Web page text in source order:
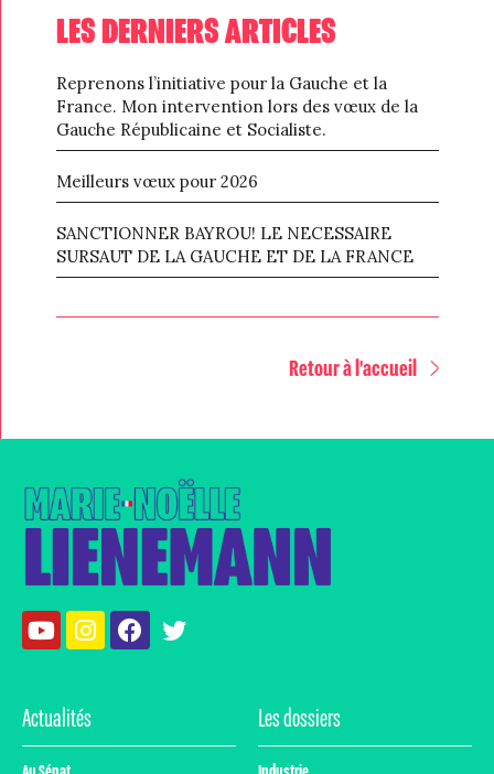
LES DERNIERS ARTICLES
Reprenons l’initiative pour la Gauche et la
France. Mon intervention lors des vœux de la
Gauche Républicaine et Socialiste.
Meilleurs vœux pour 2026
SANCTIONNER BAYROU! LE NECESSAIRE
SURSAUT DE LA GAUCHE ET DE LA FRANCE
Retour à l'accueil
Actualités Les dossiers